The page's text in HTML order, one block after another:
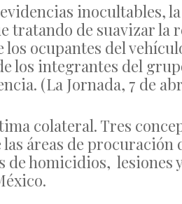
inocultables,
tratando de suavizar la
los ocupantes del
los integrantes del
(La Jornada, 7 de
colateral. Tres
áreas de
homicidios, lesiones